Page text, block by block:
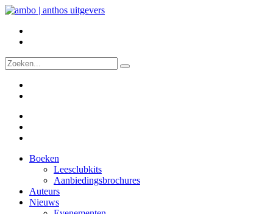
Boeken
Leesclubkits
Aanbiedingsbrochures
Auteurs
Nieuws